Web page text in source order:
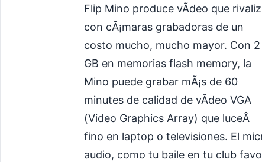
Flip Mino produce vÃ­deo que
con cÃ¡maras grabadoras de un
costo mucho, mucho mayor. Con 2
GB en memorias flash memory, la
Mino puede grabar mÃ¡s de 60
minutes de calidad de vÃ­deo VGA
(Video Graphics Array) que luceÂ
fino en laptop o televisiones. El
audio, como tu baile en tu club